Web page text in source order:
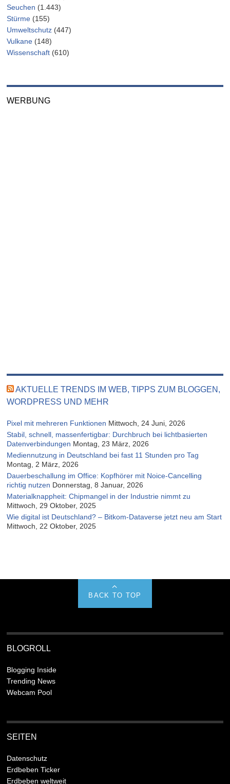
Seuchen (1.443)
Stürme (155)
Umweltschutz (447)
Vulkane (148)
Wissenschaft (610)
WERBUNG
AKTUELLE TRENDS IM WEB, TIPPS ZUM BLOGGEN,
WORDPRESS UND MEHR
Pixel mit mehreren Funktionen Mittwoch, 24 Juni, 2026
Stabil, schnell, massenfertigbar: Durchbruch bei lichtbasierten
Datenverbindungen Montag, 23 März, 2026
Mediennutzung in Deutschland bei fast 11 Stunden pro Tag
Montag, 2 März, 2026
Dauerbeschallung im Office: Kopfhörer mit Noice-Cancelling
richtig nutzen Donnerstag, 8 Januar, 2026
Materialknappheit: Chipmangel in der Industrie nimmt zu
Mittwoch, 29 Oktober, 2025
Wie digital ist Deutschland? – Bitkom-Dataverse jetzt neu am Start
Mittwoch, 22 Oktober, 2025
BACK TO TOP
BLOGROLL
Blogging Inside
Trending News
Webcam Pool
SEITEN
Datenschutz
Erdbeben Ticker
Erdbeben weltweit